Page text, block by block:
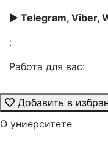
► Telegram, Viber,
:
Работа для вас:
Добавить в
О униерситете